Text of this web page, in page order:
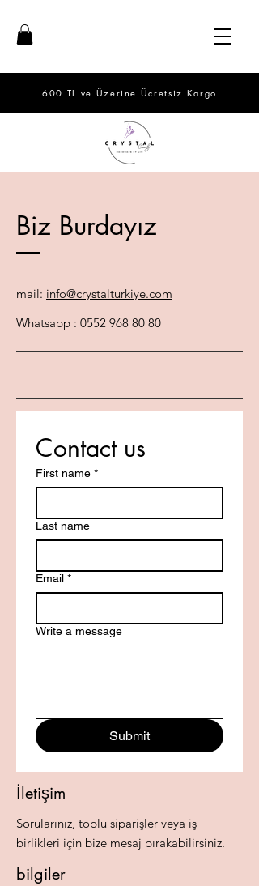
600 TL ve Üzerine Ücretsiz Kargo
Biz Burdayız
mail: info@crystalturkiye.com
Whatsapp : 0552 968 80 80
Contact us
First name *
Last name
Email *
Write a message
Submit
İletişim
Sorularınız, toplu siparişler veya iş
birlikleri için bize mesaj bırakabilirsiniz.
bilgiler